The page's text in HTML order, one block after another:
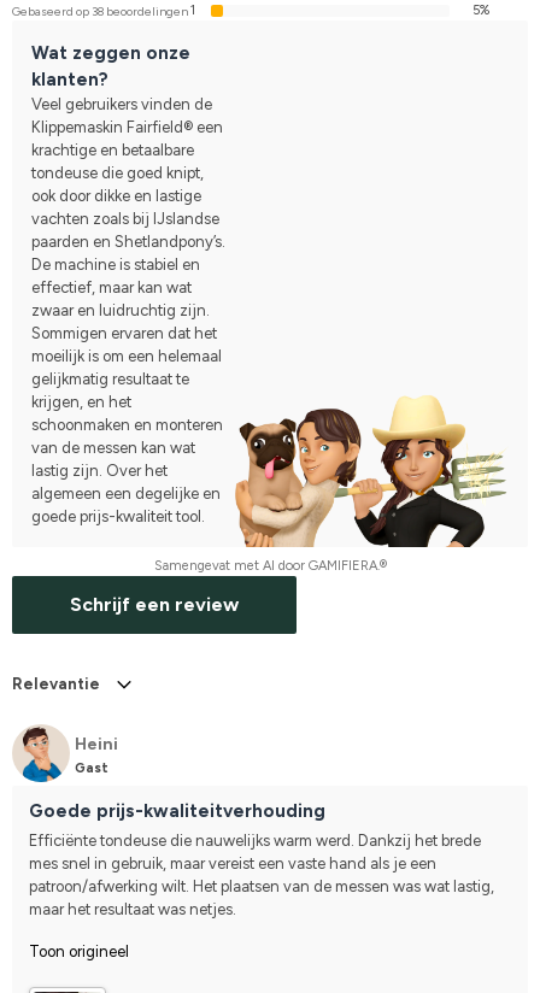
Gebaseerd op 38 beoordelingen1
5%
Wat zeggen onze
klanten?
Veel gebruikers vinden de
Klippemaskin Fairfield® een
krachtige en betaalbare
tondeuse die goed knipt,
ook door dikke en lastige
vachten zoals bij IJslandse
paarden en Shetlandpony’s.
De machine is stabiel en
effectief, maar kan wat
zwaar en luidruchtig zijn.
Sommigen ervaren dat het
moeilijk is om een helemaal
gelijkmatig resultaat te
krijgen, en het
schoonmaken en monteren
van de messen kan wat
lastig zijn. Over het
algemeen een degelijke en
goede prijs-kwaliteit tool.
Samengevat met AI door GAMIFIERA.®
Schrijf een review
Relevantie
Heini
Gast
Goede prijs-kwaliteitverhouding
Efficiënte tondeuse die nauwelijks warm werd. Dankzij het brede
mes snel in gebruik, maar vereist een vaste hand als je een
patroon/afwerking wilt. Het plaatsen van de messen was wat lastig,
maar het resultaat was netjes.
Toon origineel